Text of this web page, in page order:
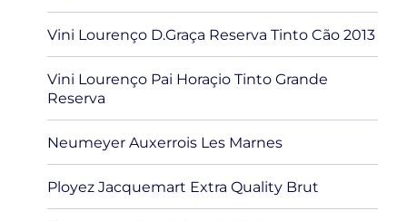
Vini Lourenço D.Graça Reserva Tinto Cão 2013
Vini Lourenço Pai Horaçio Tinto Grande
Reserva
Neumeyer Auxerrois Les Marnes
Ployez Jacquemart Extra Quality Brut